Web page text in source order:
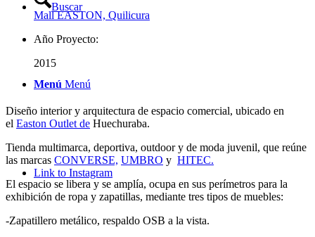
Buscar
Menú Menú
Link to Instagram
Mall EASTON, Quilicura
Año Proyecto:
2015
Diseño interior y arquitectura de espacio comercial, ubicado en
el Easton Outlet de Huechuraba.
Tienda multimarca, deportiva, outdoor y de moda juvenil, que reúne
las marcas CONVERSE, UMBRO y HITEC.
El espacio se libera y se amplía, ocupa en sus perímetros para la
exhibición de ropa y zapatillas, mediante tres tipos de muebles:
-Zapatillero metálico, respaldo OSB a la vista.